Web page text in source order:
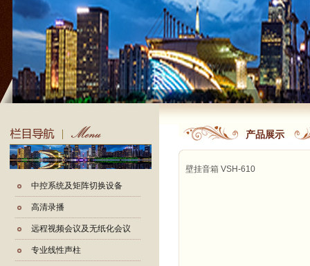
中控系统及矩阵切换设备
高清录播
远程视频会议及无纸化会议
专业线性声柱
产品展示
壁挂音箱 VSH-610